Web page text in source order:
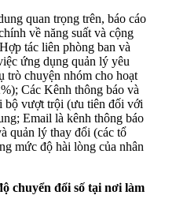
quan trọng trên, báo cáo
về năng suất và cộng
tác liên phòng ban và
ứng dụng quản lý yêu
trò chuyện nhóm cho hoạt
Các Kênh thông báo và
bộ vượt trội (ưu tiên đối với
Email là kênh thông báo
quản lý thay đổi (các tổ
mức độ hài lòng của nhân
chuyển đổi số tại nơi làm